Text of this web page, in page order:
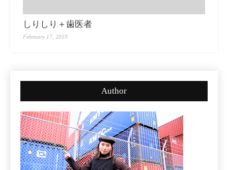
しりしり＋歯医者
February 17, 2019
Author